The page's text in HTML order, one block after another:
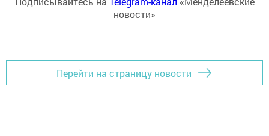
новости»
Перейти на страницу новости